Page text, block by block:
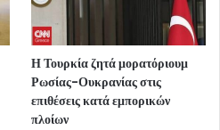
Η Τουρκία ζητά μορατόριουμ
Ρωσίας-Ουκρανίας στις
επιθέσεις κατά εμπορικών
πλοίων